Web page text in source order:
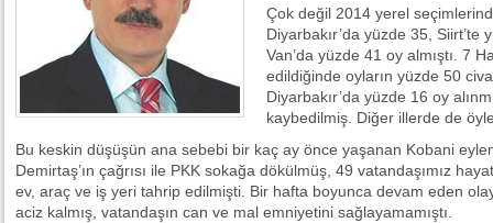
Çok değil 2014 yerel
Diyarbakır’da yüzde 35, Siirt’te
Van’da yüzde 41 oy almıştı. 7
edildiğinde oyların yüzde 50
Diyarbakır’da yüzde 16 oy
kaybedilmiş. Diğer illerde de
Bu keskin düşüşün ana sebebi bir kaç ay önce yaşanan Kobani
Demirtaş’ın çağrısı ile PKK sokağa dökülmüş, 49 vatandaşımız
ev, araç ve iş yeri tahrip edilmişti. Bir hafta boyunca devam eden
aciz kalmış, vatandaşın can ve mal emniyetini sağlayamamıştı.